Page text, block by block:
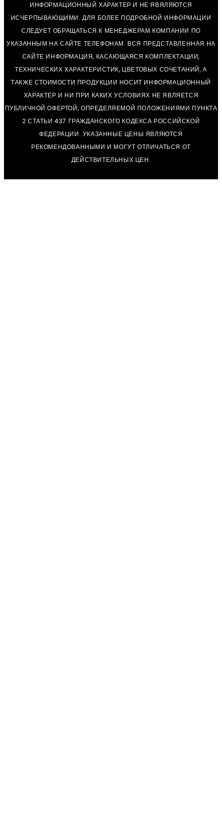
ИНФОРМАЦИОННЫЙ ХАРАКТЕР И НЕ ЯВЯЛЯЮТСЯ
ИСЧЕРПЫВАЮЩИМИ. ДЛЯ БОЛЕЕ ПОДРОБНОЙ ИНФОРМАЦИИ
СЛЕДУЕТ ОБРАЩАТЬСЯ К МЕНЕДЖЕРАМ КОМПАНИИ ПО
УКАЗАННЫМ НА САЙТЕ ТЕЛЕФОНАМ. ВСЯ ПРЕДСТАВЛЕННАЯ НА
САЙТЕ ИНФОРМАЦИЯ, КАСАЮЩАЯСЯ КОМПЛЕКТАЦИИ,
ТЕХНИЧЕСКИХ ХАРАКТЕРИСТИК, ЦВЕТОВЫХ СОЧЕТАНИЙ, А
ТАКЖЕ СТОИМОСТИ ПРОДУКЦИИ НОСИТ ИНФОРМАЦИОННЫЙ
ХАРАКТЕР И НИ ПРИ КАКИХ УСЛОВИЯХ НЕ ЯВЛЯЕТСЯ
ПУБЛИЧНОЙ ОФЕРТОЙ, ОПРЕДЕЛЯЕМОЙ ПОЛОЖЕНИЯМИ ПУНКТА
2 СТАТЬИ 437 ГРАЖДАНСКОГО КОДЕКСА РОССИЙСКОЙ
ФЕДЕРАЦИИ. УКАЗАННЫЕ ЦЕНЫ ЯВЛЯЮТСЯ
РЕКОМЕНДОВАННЫМИ И МОГУТ ОТЛИЧАТЬСЯ ОТ
ДЕЙСТВИТЕЛЬНЫХ ЦЕН.